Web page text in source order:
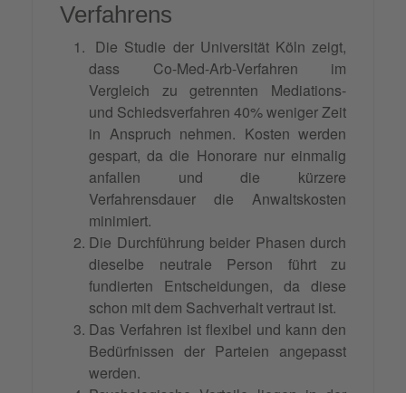
Verfahrens
Die Studie der Universität Köln zeigt,
dass Co-Med-Arb-Verfahren im
Vergleich zu getrennten Mediations-
und Schiedsverfahren 40% weniger Zeit
in Anspruch nehmen. Kosten werden
gespart, da die Honorare nur einmalig
anfallen und die kürzere
Verfahrensdauer die Anwaltskosten
minimiert.
Die Durchführung beider Phasen durch
dieselbe neutrale Person führt zu
fundierten Entscheidungen, da diese
schon mit dem Sachverhalt vertraut ist.
Das Verfahren ist flexibel und kann den
Bedürfnissen der Parteien angepasst
werden.